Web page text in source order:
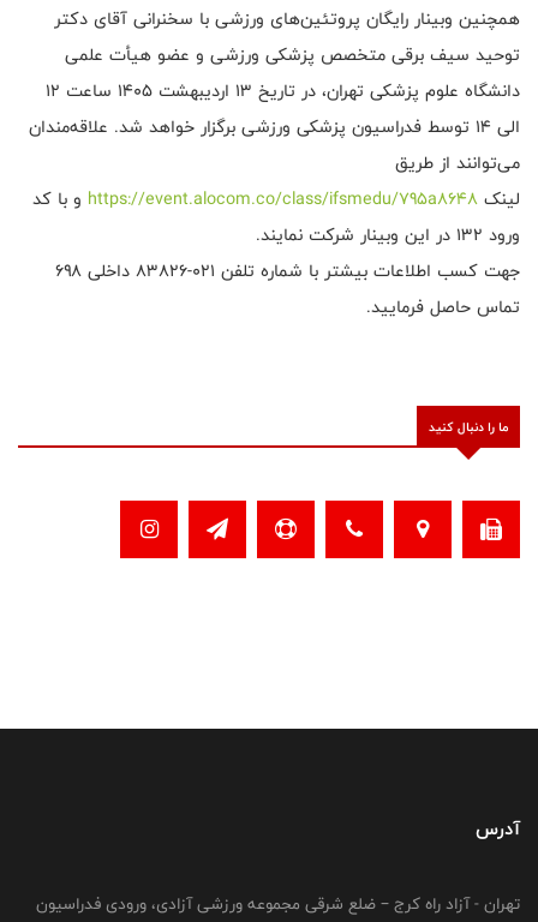
همچنین وبینار رایگان پروتئین‌های ورزشی با سخنرانی آقای دکتر
توحید سیف برقی متخصص پزشکی ورزشی و عضو هیأت علمی
دانشگاه علوم پزشکی تهران، در تاریخ ۱۳ اردیبهشت ۱۴۰۵ ساعت ۱۲
الی ۱۴ توسط فدراسیون پزشکی ورزشی برگزار خواهد شد. علاقه‌مندان
می‌توانند از طریق
لینک https://event.alocom.co/class/ifsmedu/795a8648 و با کد
ورود ۱۳۲ در این وبینار شرکت نمایند.
جهت کسب اطلاعات بیشتر با شماره تلفن ۰۲۱-۸۳۸۲۶ داخلی ۶۹۸
تماس حاصل فرمایید.
ما را دنبال کنید
آدرس
تهران - آزاد راه کرج – ضلع شرقی مجموعه ورزشی آزادی، ورودی فدراسیون